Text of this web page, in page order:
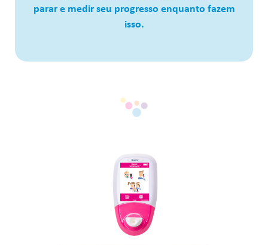
parar e medir seu progresso enquanto fazem
isso.